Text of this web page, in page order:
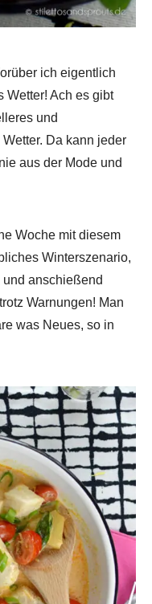
ich eigentlich
Ach es gibt
und
Da kann jeder
aus der Mode und
Woche mit diesem
Winterszenario,
anschießend
Warnungen! Man
was Neues, so in